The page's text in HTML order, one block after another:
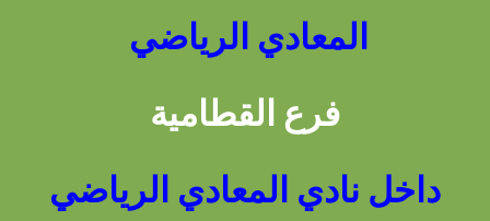
المعادي الرياضي
فرع القطامية
داخل نادي المعادي الرياضي